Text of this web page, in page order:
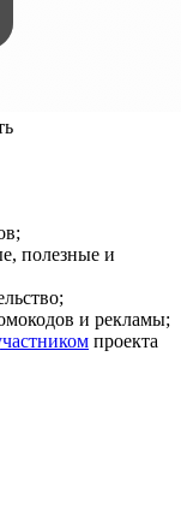
полезные и
и рекламы;
проекта